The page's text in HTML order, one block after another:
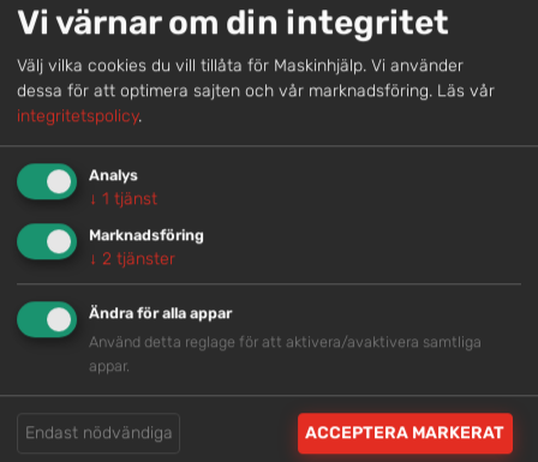
Lokal kompetens
Snabb service
Vi har tillgänglig personal som är redo att hjälpa dig.
Trygg rådgivning
Våra hjälpsamma medarbetare är experter inom
branschen.
Vi värnar om din integritet
Välj vilka cookies du vill tillåta för Maskinhjälp. Vi använder
dessa för att optimera sajten och vår marknadsföring. Läs vår
integritetspolicy.
Analys
↓ 1 tjänst
Marknadsföring
↓ 2 tjänster
Ändra för alla appar
Använd detta reglage för att aktivera/avaktivera samtliga
appar.
Endast nödvändiga ACCEPTERA MARKERAT